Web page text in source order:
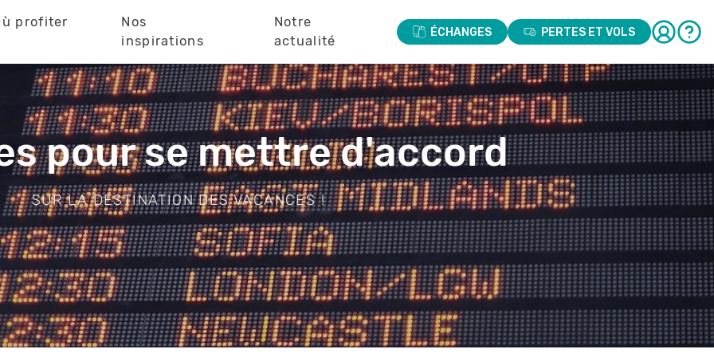
profiter
Nos
inspirations
Notre
actualité
ÉCHANGES PERTES ET VOLS
pour se mettre d'accord
SUR LA DESTINATION DES VACANCES !